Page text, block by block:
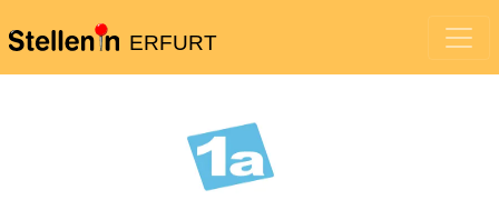
ERFURT